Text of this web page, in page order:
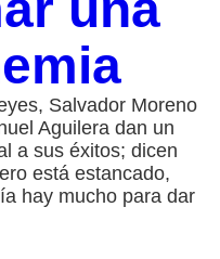
Salvador Moreno
Aguilera dan un
a sus éxitos; dicen
está estancado,
hay mucho para dar